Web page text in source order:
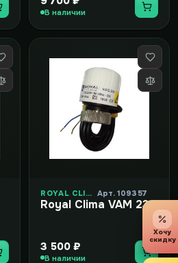
В наличии
ROYAL CLIMA Арт. 109357
Royal Clima VAM 230
3 500 ₽
В наличии
Хочу
скидку